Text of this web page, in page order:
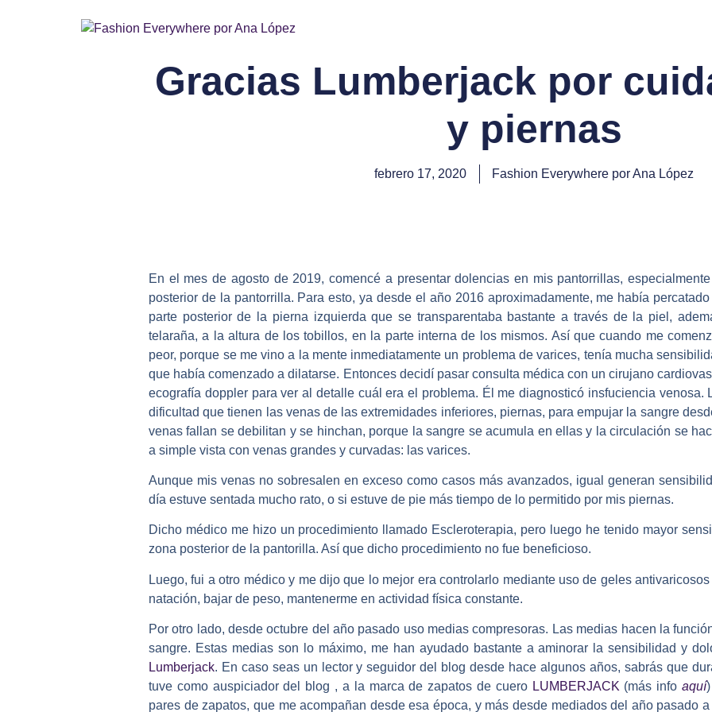
Gracias Lumberjack por
y piernas
febrero 17, 2020 Fashion Everywhere por Ana López
En el mes de agosto de 2019, comencé a presentar dolencias en mis pantorrillas,
posterior de la pantorrilla. Para esto, ya desde el año 2016 aproximadamente, me había
parte posterior de la pierna izquierda que se transparentaba bastante a través de la piel,
telaraña, a la altura de los tobillos, en la parte interna de los mismos. Así que cuando me
peor, porque se me vino a la mente inmediatamente un problema de varices, tenía mucha
que había comenzado a dilatarse. Entonces decidí pasar consulta médica con un cirujano
ecografía doppler para ver al detalle cuál era el problema. Él me diagnosticó insfuciencia venosa.
dificultad que tienen las venas de las extremidades inferiores, piernas, para empujar la sangre
venas fallan se debilitan y se hinchan, porque la sangre se acumula en ellas y la circulación se
a simple vista con venas grandes y curvadas: las varices.
Aunque mis venas no sobresalen en exceso como casos más avanzados, igual generan
día estuve sentada mucho rato, o si estuve de pie más tiempo de lo permitido por mis piernas.
Dicho médico me hizo un procedimiento llamado Escleroterapia, pero luego he tenido mayor
zona posterior de la pantorilla. Así que dicho procedimiento no fue beneficioso.
Luego, fui a otro médico y me dijo que lo mejor era controlarlo mediante uso de geles
natación, bajar de peso, mantenerme en actividad física constante.
Por otro lado, desde octubre del año pasado uso medias compresoras. Las medias hacen la
sangre. Estas medias son lo máximo, me han ayudado bastante a aminorar la sensibilidad y
Lumberjack. En caso seas un lector y seguidor del blog desde hace algunos años, sabrás que
tuve como auspiciador del blog , a la marca de zapatos de cuero LUMBERJACK (más infoaquí
pares de zapatos, que me acompañan desde esa época, y más desde mediados del año pasado